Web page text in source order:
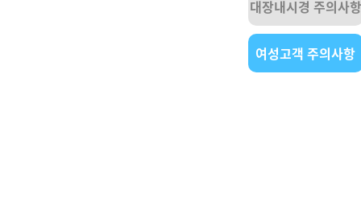
대장내시경 주의사항
여성고객 주의사항